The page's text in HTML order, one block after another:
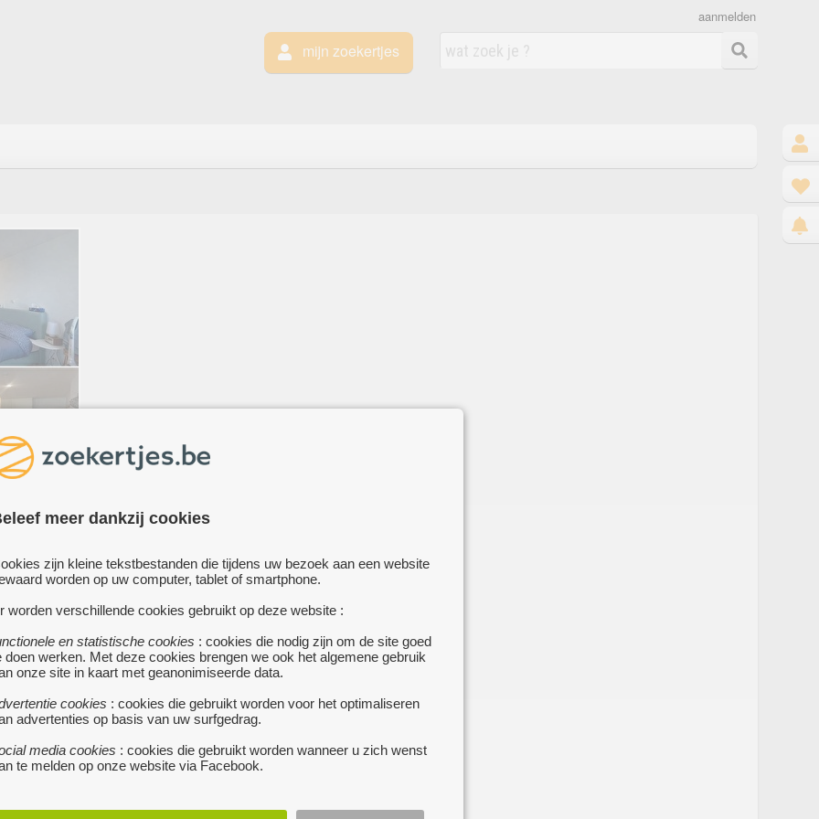
meer dankzij cookies
zijn kleine tekstbestanden die tijdens uw bezoek aan een website
worden op uw computer, tablet of smartphone.
worden verschillende cookies gebruikt op deze website :
en statistische cookies : cookies die nodig zijn om de site goed
doen werken. Met deze cookies brengen we ook het algemene gebruik
onze site in kaart met geanonimiseerde data.
cookies : cookies die gebruikt worden voor het optimaliseren
advertenties op basis van uw surfgedrag.
media cookies : cookies die gebruikt worden wanneer u zich wenst
te melden op onze website via Facebook.
mijn zoekertjes
aanmelden
in ons gezellig
in Blankenberge. Het
de haven en het
van rust en
en een aparte
combineren.